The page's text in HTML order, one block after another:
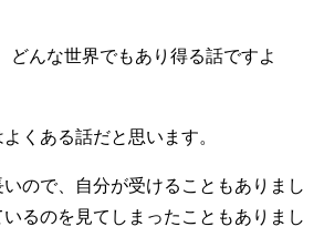
どんな世界でもあり得る話ですよ
くある話だと思います。
ので、自分が受けることもありまし
るのを見てしまったこともありまし